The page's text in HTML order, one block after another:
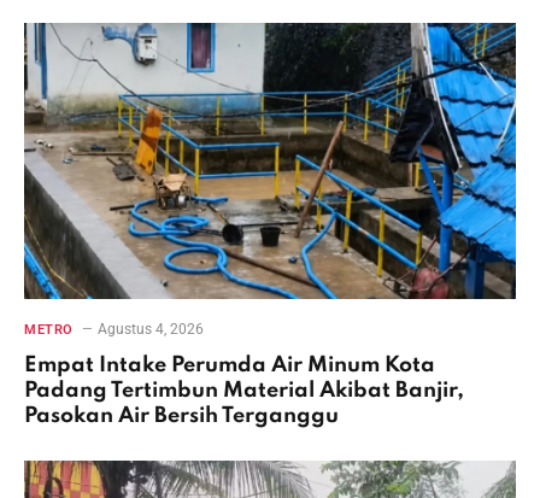
METRO Agustus 4, 2026
Empat Intake Perumda Air Minum Kota
Padang Tertimbun Material Akibat Banjir,
Pasokan Air Bersih Terganggu